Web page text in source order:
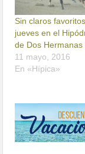
36
37
38
39
42
43
44
Sin claros
jueves en el
de Dos Hermanas
11 mayo, 2016